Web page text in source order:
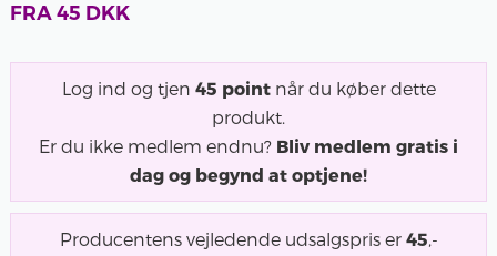
FRA45 DKK
Log ind og tjen 45 pointnår du køber dette
produkt.
Er du ikke medlem endnu? Bliv medlem gratis i
dag og begynd at optjene!
Producentens vejledende udsalgspris er 45,-